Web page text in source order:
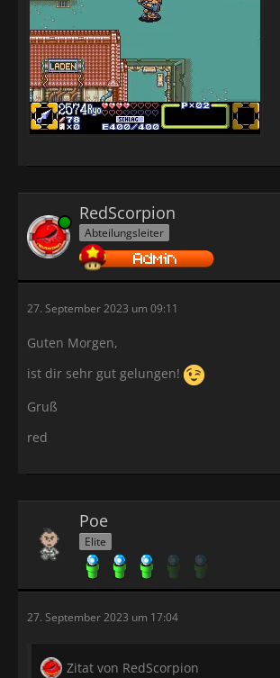
Online RedScorpion
Abteilungsleiter
27. September 2023 um 09:11
Guten Morgen,
ist dir sehr gut gelungen!
Gruß
red
Poe
Elite
27. September 2023 um 17:04
Zitat von RedScorpion